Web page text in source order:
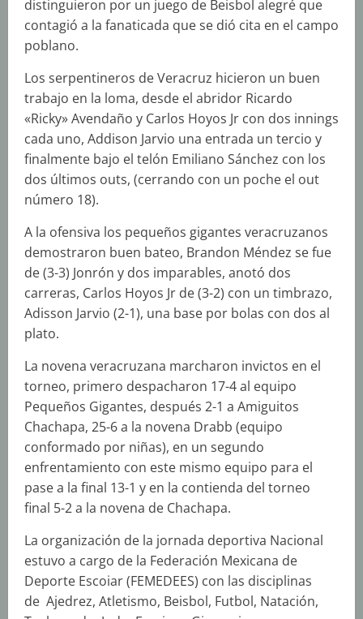
distinguieron por un juego de Beisbol alegré que
contagió a la fanaticada que se dió cita en el campo
poblano.
Los serpentineros de Veracruz hicieron un buen
trabajo en la loma, desde el abridor Ricardo
«Ricky» Avendaño y Carlos Hoyos Jr con dos innings
cada uno, Addison Jarvio una entrada un tercio y
finalmente bajo el telón Emiliano Sánchez con los
dos últimos outs, (cerrando con un poche el out
número 18).
A la ofensiva los pequeños gigantes veracruzanos
demostraron buen bateo, Brandon Méndez se fue
de (3-3) Jonrón y dos imparables, anotó dos
carreras, Carlos Hoyos Jr de (3-2) con un timbrazo,
Adisson Jarvio (2-1), una base por bolas con dos al
plato.
La novena veracruzana marcharon invictos en el
torneo, primero despacharon 17-4 al equipo
Pequeños Gigantes, después 2-1 a Amiguitos
Chachapa, 25-6 a la novena Drabb (equipo
conformado por niñas), en un segundo
enfrentamiento con este mismo equipo para el
pase a la final 13-1 y en la contienda del torneo
final 5-2 a la novena de Chachapa.
La organización de la jornada deportiva Nacional
estuvo a cargo de la Federación Mexicana de
Deporte Escoiar (FEMEDEES) con las disciplinas
de Ajedrez, Atletismo, Beisbol, Futbol, Natación,